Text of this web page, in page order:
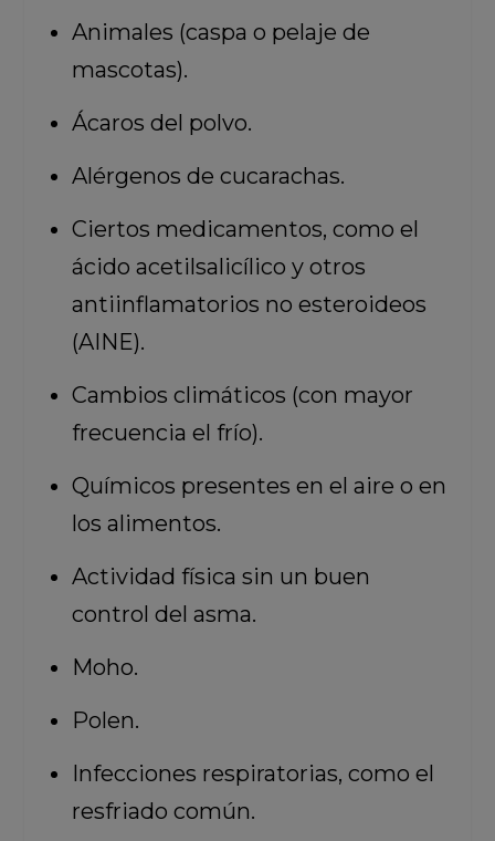
Animales (caspa o pelaje de
mascotas).
Ácaros del polvo.
Alérgenos de cucarachas.
Ciertos medicamentos, como el
ácido acetilsalicílico y otros
antiinflamatorios no esteroideos
(AINE).
Cambios climáticos (con mayor
frecuencia el frío).
Químicos presentes en el aire o en
los alimentos.
Actividad física sin un buen
control del asma.
Moho.
Polen.
Infecciones respiratorias, como el
resfriado común.